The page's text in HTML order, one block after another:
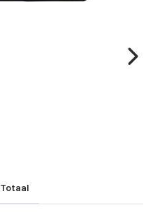
Totaal